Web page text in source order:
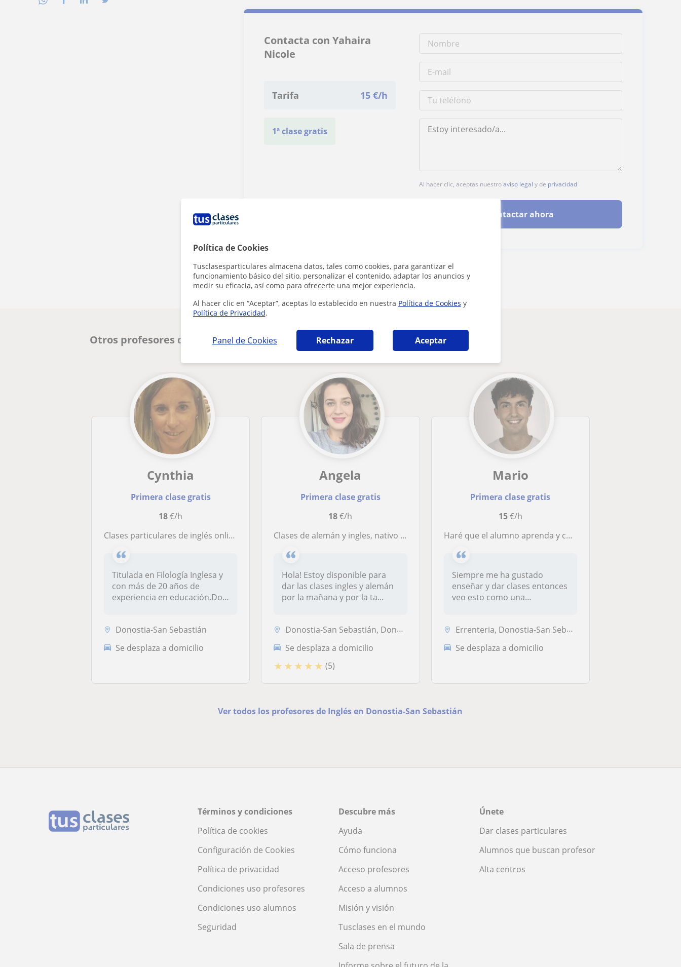
Política de Cookies
Tusclasesparticulares almacena datos, tales como cookies, para garantizar el
funcionamiento básico del sitio, personalizar el contenido, adaptar los anuncios y
medir su eficacia, así como para ofrecerte una mejor experiencia.
Al hacer clic en “Aceptar”, aceptas lo establecido en nuestra Política de Cookies y
Política de Privacidad.
Panel de Cookies Rechazar Aceptar
Contacta con Yahaira
Nicole
Tarifa 15 €/h
1ª clase gratis
Al hacer clic, aceptas nuestroaviso legal y de privacidad
Contactar ahora
¿Hay algún error en este perfil?Cuéntanos
Otros profesores de Inglés en Donostia-San Sebastián que pueden interesarte
Cynthia
Primera clase gratis
18€/h
Clases particulares de inglés online y presenciales
Titulada en Filología Inglesa y
con más de 20 años de
experiencia en educación.Doy
Donostia-San Sebastián
Se desplaza a domicilio
Angela
Primera clase gratis
18€/h
Clases de alemán y ingles, nativo de alemán
Hola! Estoy disponible para
dar las clases ingles y alemán
por la mañana y por la ta...
Donostia-San Sebastián, Donostia - San Sebastian
Se desplaza a domicilio
★ ★ ★ ★ ★ (5)
Mario
Primera clase gratis
15€/h
Haré que el alumno aprenda y coja la asignatura con ganas
Siempre me ha gustado
enseñar y dar clases entonces
veo esto como una
Errenteria, Donostia-San Sebastián, Irun, Lezo, Oiartzun, Pasaia
Se desplaza a domicilio
Ver todos los profesores de Inglés en Donostia-San Sebastián
Términos y condiciones
Política de cookies
Configuración de Cookies
Política de privacidad
Condiciones uso profesores
Condiciones uso alumnos
Seguridad
Descubre más
Ayuda
Cómo funciona
Acceso profesores
Acceso a alumnos
Misión y visión
Tusclases en el mundo
Sala de prensa
Únete
Dar clases particulares
Alumnos que buscan profesor
Alta centros